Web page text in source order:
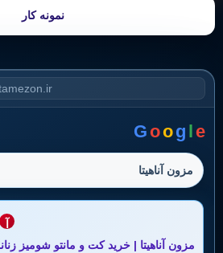
G o o g l e
مزون آناهیتا
آ
مزون آناهیتا | خرید کت و مانتو شومیز
نمونه کار